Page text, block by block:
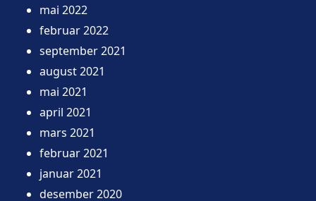
mai 2022
februar 2022
september 2021
august 2021
mai 2021
april 2021
mars 2021
februar 2021
januar 2021
desember 2020